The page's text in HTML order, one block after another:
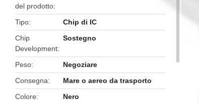
del prodotto
Tipo
Chip di IC
Chip
Development
Sostegno
Peso
Negoziare
Consegna
Mare o aereo da trasporto
Colore
Nero